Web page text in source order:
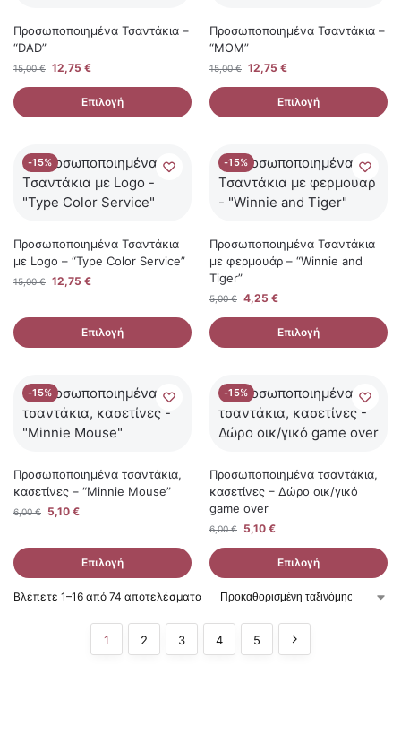
Προσωποποιημένα Τσαντάκια –
“DAD”
15,00€ 12,75 €
Επιλογή
Προσωποποιημένα Τσαντάκια –
“MOM”
15,00€ 12,75 €
Επιλογή
-15%
Προσωποποιημένα Τσαντάκια
με Logo – “Type Color Service”
15,00€ 12,75 €
Επιλογή
-15%
Προσωποποιημένα Τσαντάκια
με φερμουάρ – “Winnie and
Tiger”
5,00€ 4,25 €
Επιλογή
-15%
Προσωποποιημένα τσαντάκια,
κασετίνες – “Minnie Mouse”
6,00€ 5,10 €
Επιλογή
-15%
Προσωποποιημένα τσαντάκια,
κασετίνες – Δώρο οικ/γικό
game over
6,00€ 5,10 €
Επιλογή
Βλέπετε 1–16 από 74 αποτελέσματα
1 2 3 4 5